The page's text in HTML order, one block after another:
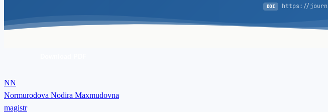
DOI https://
NN
Normurodova Nodira Maxmudovna
magistr